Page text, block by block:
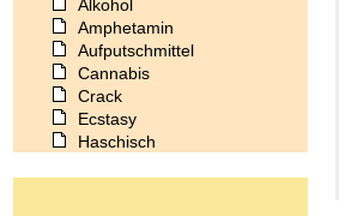
Alkohol
Amphetamin
Aufputschmittel
Cannabis
Crack
Ecstasy
Haschisch